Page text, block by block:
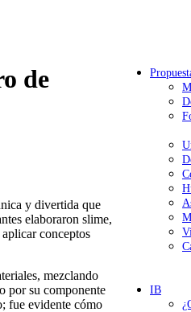
IB
de
y divertida que
elaboraron slime,
conceptos
mezclando
por su componente
fue evidente cómo